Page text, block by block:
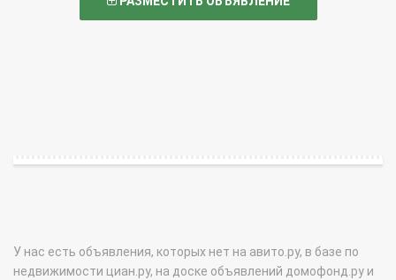
У нас есть объявления, которых нет на авито.ру, в базе по
недвижимости циан.ру, на доске объявлений домофонд.ру и